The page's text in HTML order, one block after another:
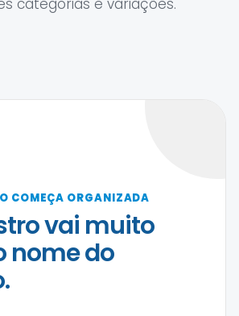
categorias e variações.
COMEÇA ORGANIZADA
vai muito
nome do